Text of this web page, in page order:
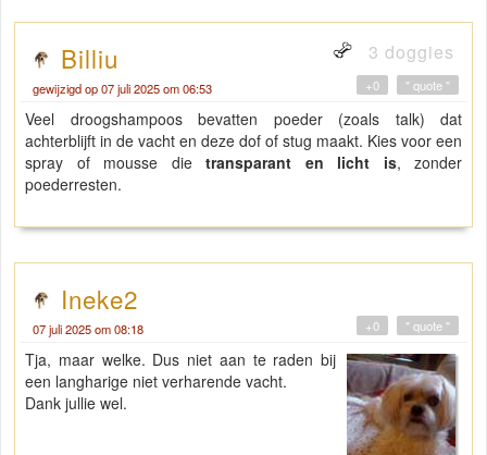
Billiu 3 doggies
gewijzigd op 07 juli 2025 om 06:53 " quote "
+0
Veel droogshampoos bevatten poeder (zoals talk) dat
achterblijft in de vacht en deze dof of stug maakt. Kies voor een
spray of mousse die transparant en licht is, zonder
poederresten.
Ineke2
07 juli 2025 om 08:18 " quote "
+0
Tja, maar welke. Dus niet aan te raden bij
een langharige niet verharende vacht.
Dank jullie wel.